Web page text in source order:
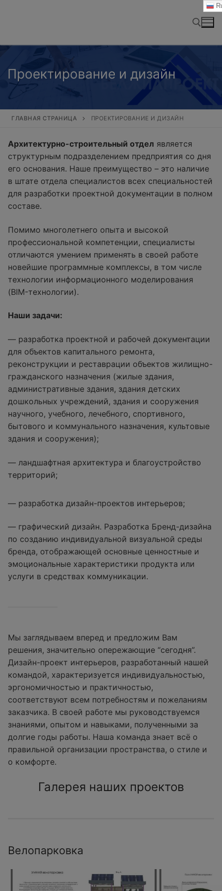
Проектирование и дизайн
ГЛАВНАЯ СТРАНИЦА ПРОЕКТИРОВАНИЕ И ДИЗАЙН
Архитектурно-строительный отдел является
структурным подразделением предприятия со дня
его основания. Наше преимущество – это наличие
в штате отдела специалистов всех специальностей
для разработки проектной документации в полном
составе.
Помимо многолетнего опыта и высокой
профессиональной компетенции, специалисты
отличаются умением применять в своей работе
новейшие программные комплексы, в том числе
технологии информационного моделирования
(BIM-технологии).
Наши задачи:
— разработка проектной и рабочей документации
для объектов капитального ремонта,
реконструкции и реставрации объектов жилищно-
гражданского назначения (жилые здания,
административные здания, здания детских
дошкольных учреждений, здания и сооружения
научного, учебного, лечебного, спортивного,
бытового и коммунального назначения, культовые
здания и сооружения);
— ландшафтная архитектура и благоустройство
территорий;
— разработка дизайн-проектов интерьеров;
— графический дизайн. Разработка Бренд-дизайна
по созданию индивидуальной визуальной среды
бренда, отображающей основные ценностные и
эмоциональные характеристики продукта или
услуги в средствах коммуникации.
Мы заглядываем вперед и предложим Вам
решения, значительно опережающие “сегодня”.
Дизайн-проект интерьеров, разработанный нашей
командой, характеризуется индивидуальностью,
эргономичностью и практичностью,
соответствуют всем потребностям и пожеланиям
заказчика. В своей работе мы руководствуемся
знаниями, опытом и навыками, полученными за
долгие годы работы. Наша команда знает всё о
правильной организации пространства, о стиле и
о комфорте.
Галерея наших проектов
Велопарковка